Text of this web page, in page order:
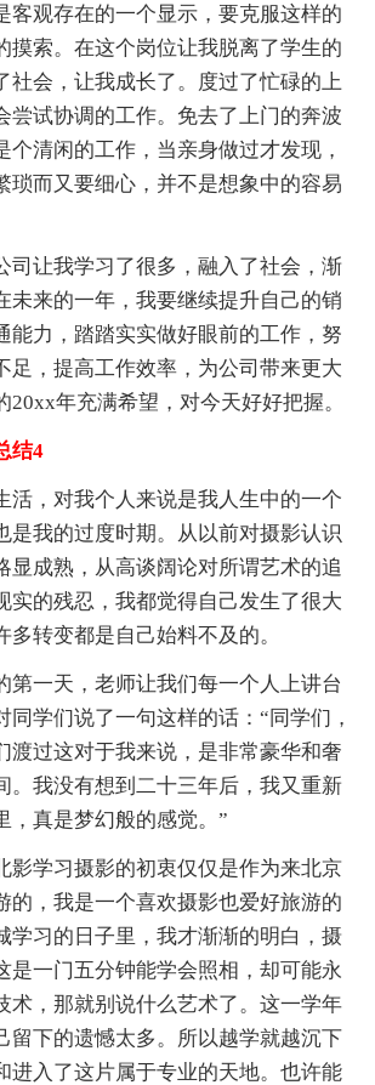
客观存在的一个显示，要克服这样的
摸索。在这个岗位让我脱离了学生的
社会，让我成长了。度过了忙碌的上
尝试协调的工作。免去了上门的奔波
个清闲的工作，当亲身做过才发现，
琐而又要细心，并不是想象中的容易
司让我学习了很多，融入了社会，渐
未来的一年，我要继续提升自己的销
能力，踏踏实实做好眼前的工作，努
足，提高工作效率，为公司带来更大
20xx年充满希望，对今天好好把握。
结4
活，对我个人来说是我人生中的一个
是我的过度时期。从以前对摄影认识
显成熟，从高谈阔论对所谓艺术的追
实的残忍，我都觉得自己发生了很大
多转变都是自己始料不及的。
第一天，老师让我们每一个人上讲台
同学们说了一句这样的话：“同学们，
渡过这对于我来说，是非常豪华和奢
。我没有想到二十三年后，我又重新
，真是梦幻般的感觉。”
影学习摄影的初衷仅仅是作为来北京
的，我是一个喜欢摄影也爱好旅游的
学习的日子里，我才渐渐的明白，摄
是一门五分钟能学会照相，却可能永
术，那就别说什么艺术了。这一学年
留下的遗憾太多。所以越学就越沉下
进入了这片属于专业的天地。也许能